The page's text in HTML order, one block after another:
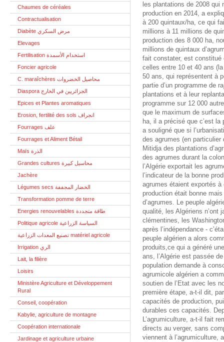
Chaumes de céréales
Contractualisation
Diabète مرض السكري
Elevages
Fertilisation استخدام الأسمدة
Foncier agricole
C. maraîchères محاصيل الخضروات
Diaspora الجزائريين في الخارج
Epices et Plantes aromatiques
Erosion, fertilité des sols انجراف
Fourrages علف
Fourrages et Aliment Bétail
Maïs الذرة
Grandes cultures محاسيل كبيرة
Jachère
Légumes secs الخضار المجففة
Transformation pomme de terre
Energies renouvelables طاقة متجددة
Politique agricole السياسة الزراعية
تصنيع المعدات الزراعية matériel agricole
Irrigation الري
Lait, la filière
Loisirs
Ministère Agriculture et Développement
Rural
Conseil, coopération
Kabylie, agriculture de montagne
Coopération internationale
Jardinage et agriculture urbaine
les plantations de 2008 qui
production en 2014, a
à 200 quintaux/ha, ce qui
millions à 11 millions de
production des 8 000 ha,
millions de quintaux
fait constater, est constitué
celles entre 10 et 40 ans
50 ans, qui représentent à
partie d’un programme de
plantations et à leur
programme sur 12 000
que le maximum de
ha, il a précisé que c’est
a souligné que si
des agrumes (en
Mitidja des plantations
des agrumes durant la
l’Algérie exportait les
l’indicateur de la bonne
agrumes étaient exportés
production était bonne
d’agrumes. Le peuple
qualité, les Algériens n’ont
clémentines, les
après l’indépendance -
peuple algérien a alors
produits,ce qui a généré
ans, l’Algérie est passée
population demande à
agrumicole algérien a
soutien de l’Etat avec les
première étape, a-t-il dit,
capacités de production,
durables ces capacités.
L’agrumiculture, a-t-il fait
directs au verger, sans
viennent à l’agrumiculture,